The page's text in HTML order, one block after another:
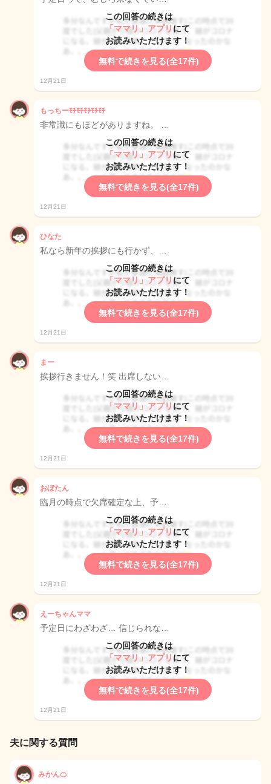
この回答の続きは
「ママリ」アプリ にて
お読みいただけます！
無料で続きを見る(全17件)
12月21日
もっちーﾓﾁﾓﾁﾓﾁﾓﾁﾓﾁ
非常識にもほどがありますね。 …
この回答の続きは
「ママリ」アプリ にて
お読みいただけます！
無料で続きを見る(全17件)
12月21日
ひなた
私なら新年の挨拶にも行かず、…
この回答の続きは
「ママリ」アプリ にて
お読みいただけます！
無料で続きを見る(全17件)
12月21日
まー
挨拶行きません！笑 出席しない…
この回答の続きは
「ママリ」アプリ にて
お読みいただけます！
無料で続きを見る(全17件)
12月21日
おぼたん
臨月の時点で欠席確定な上、予…
この回答の続きは
「ママリ」アプリ にて
お読みいただけます！
無料で続きを見る(全17件)
12月21日
えーちゃんママ
予定日にわざわざ… 信じられな…
この回答の続きは
「ママリ」アプリ にて
お読みいただけます！
無料で続きを見る(全17件)
12月21日
夫に関する質問
みかん🍊